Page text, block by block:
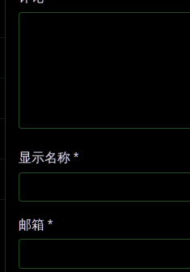
显示名称 *
邮箱 *